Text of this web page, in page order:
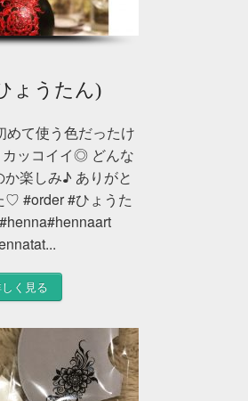
ょうたん)
て使う色だったけ
カッコイイ◎ どんな
楽しみ♪ ありがと
♡ #order #ひょうた
く見る